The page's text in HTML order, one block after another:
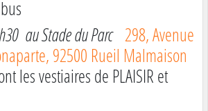
au Stade du Parc 298, Avenue
92500 Rueil Malmaison
les vestiaires de PLAISIR et